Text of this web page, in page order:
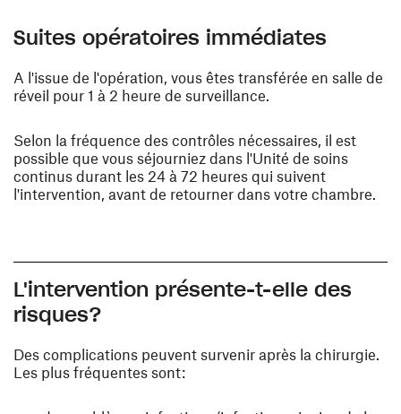
Suites opératoires immédiates
A l'issue de l'opération, vous êtes transférée en salle de
réveil pour 1 à 2 heure de surveillance.
Selon la fréquence des contrôles nécessaires, il est
possible que vous séjourniez dans l'Unité de soins
continus durant les 24 à 72 heures qui suivent
l'intervention, avant de retourner dans votre chambre.
L'intervention présente-t-elle des
risques?
Des complications peuvent survenir après la chirurgie.
Les plus fréquentes sont: